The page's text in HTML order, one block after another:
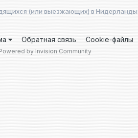
(или выезжающих) в Нидерланды
Обратная связь Cookie-файлы
by Invision Community